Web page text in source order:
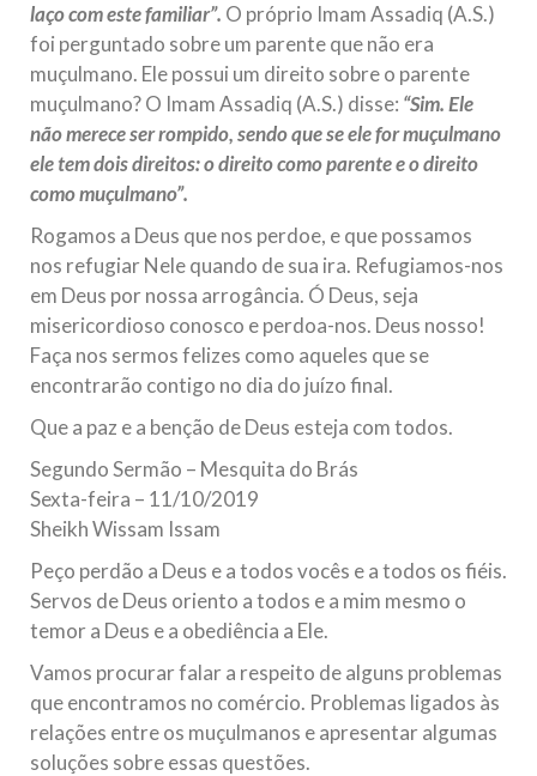
laço com este familiar”. O próprio Imam Assadiq (A.S.)
foi perguntado sobre um parente que não era
muçulmano. Ele possui um direito sobre o parente
muçulmano? O Imam Assadiq (A.S.) disse: “Sim. Ele
não merece ser rompido, sendo que se ele for muçulmano
ele tem dois direitos: o direito como parente e o direito
como muçulmano”.
Rogamos a Deus que nos perdoe, e que possamos
nos refugiar Nele quando de sua ira. Refugiamos-nos
em Deus por nossa arrogância. Ó Deus, seja
misericordioso conosco e perdoa-nos. Deus nosso!
Faça nos sermos felizes como aqueles que se
encontrarão contigo no dia do juízo final.
Que a paz e a benção de Deus esteja com todos.
Segundo Sermão – Mesquita do Brás
Sexta-feira – 11/10/2019
Sheikh Wissam Issam
Peço perdão a Deus e a todos vocês e a todos os fiéis.
Servos de Deus oriento a todos e a mim mesmo o
temor a Deus e a obediência a Ele.
Vamos procurar falar a respeito de alguns problemas
que encontramos no comércio. Problemas ligados às
relações entre os muçulmanos e apresentar algumas
soluções sobre essas questões.